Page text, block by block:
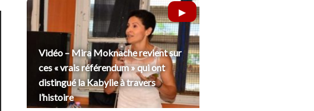
Vidéo – Mira Moknache revient sur
ces « vrais référendum » qui ont
distingué la Kabylie à travers
l’histoire